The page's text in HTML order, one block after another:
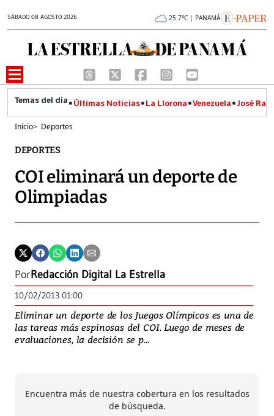
SÁBADO 08 AGOSTO 2026 25.7°C | PANAMÁ
Últimas Noticias La Llorona Venezuela José
Inicio> Deportes
DEPORTES
COI eliminará un deporte de
Olimpiadas
PorRedacción Digital La Estrella
10/02/2013 01:00
Eliminar un deporte de los Juegos Olímpicos es una de
las tareas más espinosas del COI. Luego de meses de
evaluaciones, la decisión se p...
Encuentra más de nuestra cobertura en los resultados
de búsqueda.